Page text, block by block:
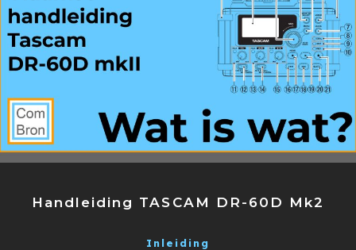
Handleiding TASCAM DR-60D Mk2
Inleiding